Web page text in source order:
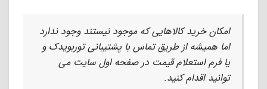
امکان خرید کالاهایی که موجود نیستند وجود ندارد
اما همیشه از طریق تماس با پشتیبانی توربویدک و
یا فرم استعلام قیمت در صفحه اول سایت می
توانید اقدام کنید.